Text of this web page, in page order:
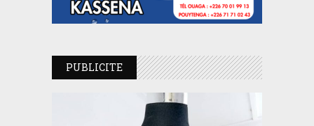
PUBLICITE